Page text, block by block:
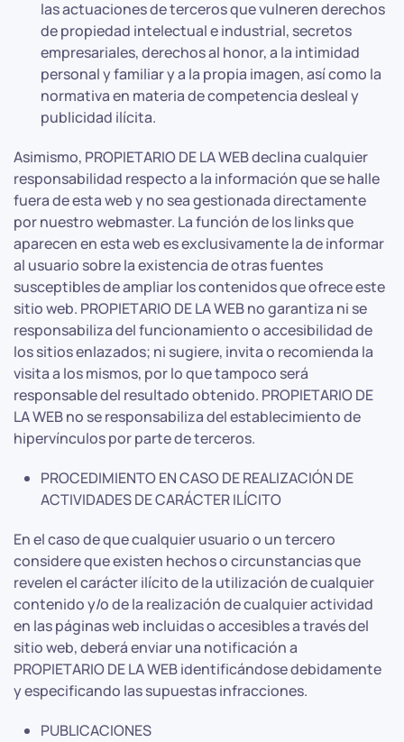
las actuaciones de terceros que vulneren derechos
de propiedad intelectual e industrial, secretos
empresariales, derechos al honor, a la intimidad
personal y familiar y a la propia imagen, así como la
normativa en materia de competencia desleal y
publicidad ilícita.
Asimismo, PROPIETARIO DE LA WEB declina cualquier
responsabilidad respecto a la información que se halle
fuera de esta web y no sea gestionada directamente
por nuestro webmaster. La función de los links que
aparecen en esta web es exclusivamente la de informar
al usuario sobre la existencia de otras fuentes
susceptibles de ampliar los contenidos que ofrece este
sitio web. PROPIETARIO DE LA WEB no garantiza ni se
responsabiliza del funcionamiento o accesibilidad de
los sitios enlazados; ni sugiere, invita o recomienda la
visita a los mismos, por lo que tampoco será
responsable del resultado obtenido. PROPIETARIO DE
LA WEB no se responsabiliza del establecimiento de
hipervínculos por parte de terceros.
PROCEDIMIENTO EN CASO DE REALIZACIÓN DE
ACTIVIDADES DE CARÁCTER ILÍCITO
En el caso de que cualquier usuario o un tercero
considere que existen hechos o circunstancias que
revelen el carácter ilícito de la utilización de cualquier
contenido y/o de la realización de cualquier actividad
en las páginas web incluidas o accesibles a través del
sitio web, deberá enviar una notificación a
PROPIETARIO DE LA WEB identificándose debidamente
y especificando las supuestas infracciones.
PUBLICACIONES